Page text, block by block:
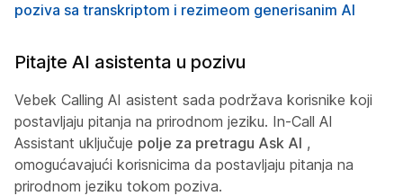
poziva sa transkriptom i rezimeom generisanim AI
Pitajte AI asistenta u pozivu
Vebek Calling AI asistent sada podržava korisnike koji
postavljaju pitanja na prirodnom jeziku. In-Call AI
Assistant uključuje polje za pretragu Ask AI ,
omogućavajući korisnicima da postavljaju pitanja na
prirodnom jeziku tokom poziva.